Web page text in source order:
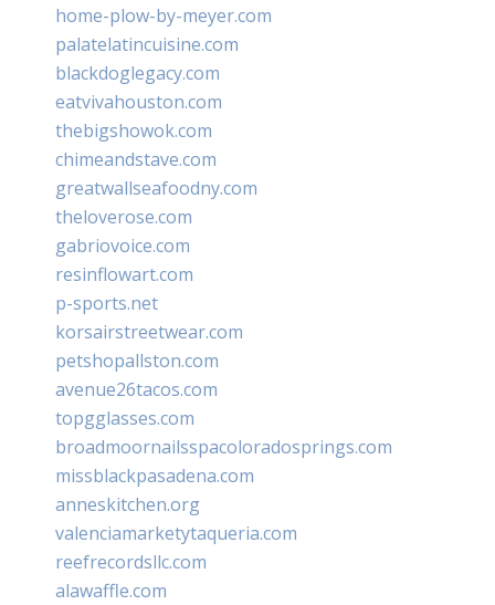
home-plow-by-meyer.com
palatelatincuisine.com
blackdoglegacy.com
eatvivahouston.com
thebigshowok.com
chimeandstave.com
greatwallseafoodny.com
theloverose.com
gabriovoice.com
resinflowart.com
p-sports.net
korsairstreetwear.com
petshopallston.com
avenue26tacos.com
topgglasses.com
broadmoornailsspacoloradosprings.com
missblackpasadena.com
anneskitchen.org
valenciamarketytaqueria.com
reefrecordsllc.com
alawaffle.com